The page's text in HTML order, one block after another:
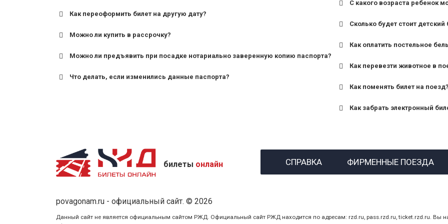
Как переоформить билет на другую дату?
Можно ли купить в рассрочку?
Можно ли предъявить при посадке нотариально заверенную копию паспорта?
Что делать, если изменились данные паспорта?
С какого возраста ребенок
для поездов дальнего
Сколько будет стоит детский
Как оплатить постельное
Как перевезти животное в
Как поменять билет на поезд?
Как забрать электронный
назвав кассиру 14-
билеты онлайн СПРАВКА ФИРМЕННЫЕ ПОЕЗДА
povagonam.ru - официальный сайт. © 2026
Данный сайт не является официальным сайтом РЖД. Официальный сайт РЖД находится по адресам: rzd.ru, pass.rzd.ru, ticket.rzd.ru. Вы